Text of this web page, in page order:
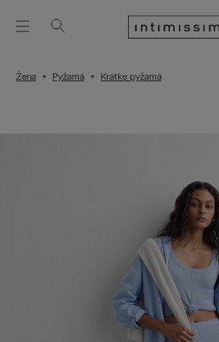
Žena Pyžamá Krátke pyžamá